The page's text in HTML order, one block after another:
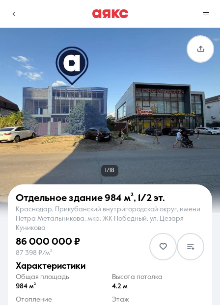
г. Краснодар
Избранное
0 объявлений
Сравнение
0 объявлений
Недвижимость Услуги
О компании Контакты
8 (861) 297-00-00
Ежедневно с 08:30 до 20:00
1/18
Отдельное здание 984 м², 1/2 эт.
Краснодар, Прикубанский внутригородской округ, имени
Петра Метальникова, мкр. ЖК Победный, ул. Цезаря
Куникова
86 000 000 ₽
87 398 ₽/м²
характеристики
Общая площадь
984 м²
Высота потолка
4.2 м
Отопление
Этаж